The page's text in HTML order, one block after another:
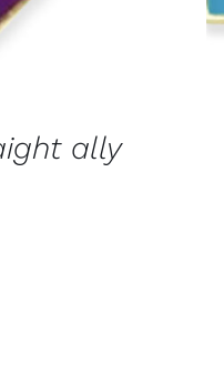
ally